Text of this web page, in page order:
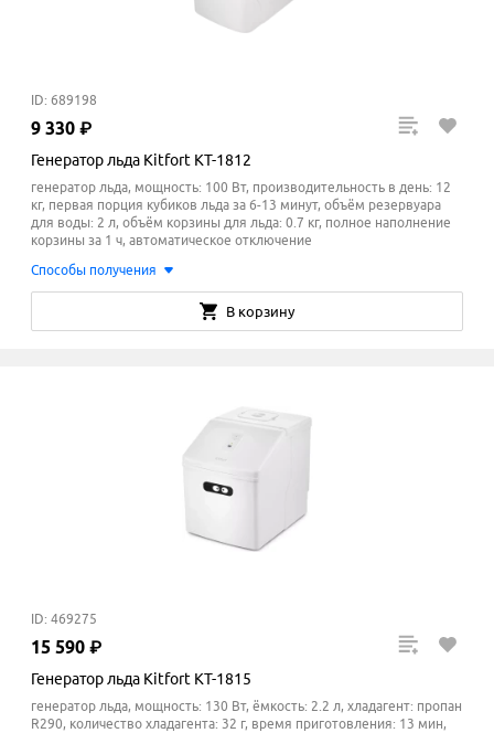
ID: 689198
9 330 ₽
Генератор льда Kitfort KT-1812
генератор льда, мощность: 100 Вт, производительность в день: 12
кг, первая порция кубиков льда за 6-13 минут, объём резервуара
для воды: 2 л, объём корзины для льда: 0.7 кг, полное наполнение
корзины за 1 ч, автоматическое отключение
Способы получения
В корзину
ID: 469275
15 590 ₽
Генератор льда Kitfort KT-1815
генератор льда, мощность: 130 Вт, ёмкость: 2.2 л, хладагент: пропан
R290, количество хладагента: 32 г, время приготовления: 13 мин,